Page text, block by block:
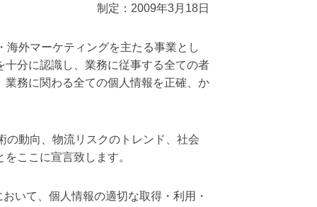
制定：2009年3月18日
外マーケティングを主たる事業とし
分に認識し、業務に従事する全ての者
務に関わる全ての個人情報を正確、か
の動向、物流リスクのトレンド、社会
ここに宣言致します。
いて、個人情報の適切な取得・利用・